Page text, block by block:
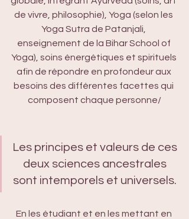
de vivre, philosophie), Yoga (selon les
Yoga Sutra de Patanjali,
enseignement de la Bihar School of
Yoga), soins énergétiques et spirituels
afin de répondre en profondeur aux
besoins des différentes facettes qui
composent chaque personne/
Les principes et valeurs de ces
deux sciences ancestrales
sont intemporels et universels.
En les étudiant et en les mettant en